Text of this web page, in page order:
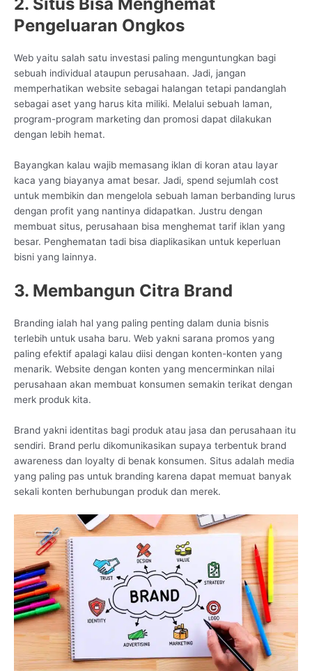
Pengeluaran Ongkos
Web yaitu salah satu investasi paling menguntungkan bagi
sebuah individual ataupun perusahaan. Jadi, jangan
memperhatikan website sebagai halangan tetapi pandanglah
sebagai aset yang harus kita miliki. Melalui sebuah laman,
program-program marketing dan promosi dapat dilakukan
dengan lebih hemat.
Bayangkan kalau wajib memasang iklan di koran atau layar
kaca yang biayanya amat besar. Jadi, spend sejumlah cost
untuk membikin dan mengelola sebuah laman berbanding lurus
dengan profit yang nantinya didapatkan. Justru dengan
membuat situs, perusahaan bisa menghemat tarif iklan yang
besar. Penghematan tadi bisa diaplikasikan untuk keperluan
bisni yang lainnya.
3. Membangun Citra Brand
Branding ialah hal yang paling penting dalam dunia bisnis
terlebih untuk usaha baru. Web yakni sarana promos yang
paling efektif apalagi kalau diisi dengan konten-konten yang
menarik. Website dengan konten yang mencerminkan nilai
perusahaan akan membuat konsumen semakin terikat dengan
merk produk kita.
Brand yakni identitas bagi produk atau jasa dan perusahaan itu
sendiri. Brand perlu dikomunikasikan supaya terbentuk brand
awareness dan loyalty di benak konsumen. Situs adalah media
yang paling pas untuk branding karena dapat memuat banyak
sekali konten berhubungan produk dan merek.